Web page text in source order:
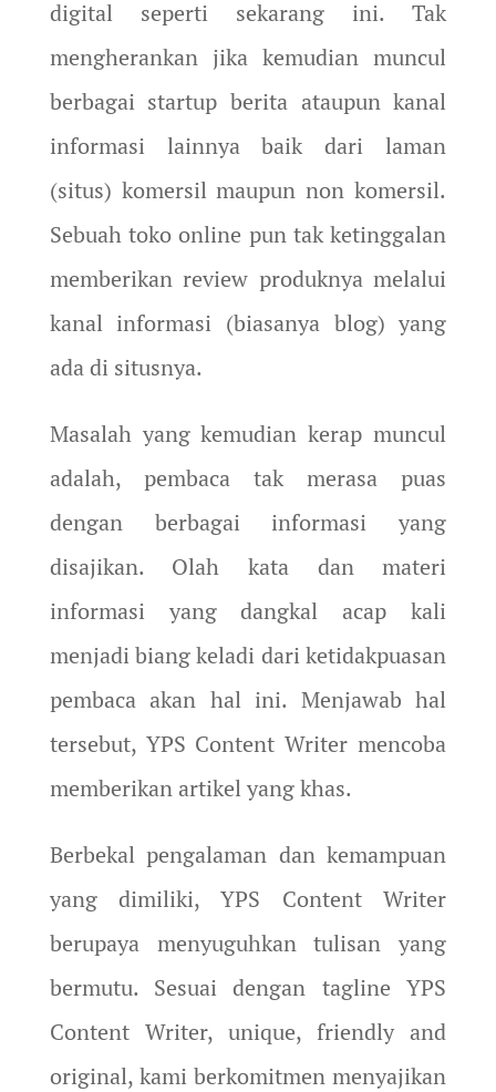
digital seperti sekarang ini. Tak
mengherankan jika kemudian muncul
berbagai startup berita ataupun kanal
informasi lainnya baik dari laman
(situs) komersil maupun non komersil.
Sebuah toko online pun tak ketinggalan
memberikan review produknya melalui
kanal informasi (biasanya blog) yang
ada di situsnya.
Masalah yang kemudian kerap muncul
adalah, pembaca tak merasa puas
dengan berbagai informasi yang
disajikan. Olah kata dan materi
informasi yang dangkal acap kali
menjadi biang keladi dari ketidakpuasan
pembaca akan hal ini. Menjawab hal
tersebut, YPS Content Writer mencoba
memberikan artikel yang khas.
Berbekal pengalaman dan kemampuan
yang dimiliki, YPS Content Writer
berupaya menyuguhkan tulisan yang
bermutu. Sesuai dengan tagline YPS
Content Writer, unique, friendly and
original, kami berkomitmen menyajikan